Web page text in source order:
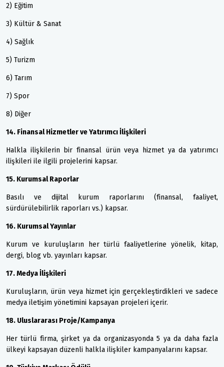
2) Eğitim
3) Kültür & Sanat
4) Sağlık
5) Turizm
6) Tarım
7) Spor
8) Diğer
14. Finansal Hizmetler ve Yatırımcı İlişkileri
Halkla ilişkilerin bir finansal ürün veya hizmet ya da yatırımcı
ilişkileri ile ilgili projelerini kapsar.
15. Kurumsal Raporlar
Basılı ve dijital kurum raporlarını (finansal, faaliyet,
sürdürülebilirlik raporları vs.) kapsar.
16. Kurumsal Yayınlar
Kurum ve kuruluşların her türlü faaliyetlerine yönelik, kitap,
dergi, blog vb. yayınları kapsar.
17. Medya İlişkileri
Kuruluşların, ürün veya hizmet için gerçekleştirdikleri ve sadece
medya iletişim yönetimini kapsayan projeleri içerir.
18. Uluslararası Proje/Kampanya
Her türlü firma, şirket ya da organizasyonda 5 ya da daha fazla
ülkeyi kapsayan düzenli halkla ilişkiler kampanyalarını kapsar.